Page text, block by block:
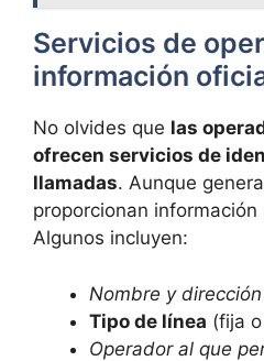
Servicios de
información
No olvides que las
ofrecen servicios de
llamadas. Aunque
proporcionan
Algunos incluyen:
Nombre y
Tipo de línea (fija
Operador al que